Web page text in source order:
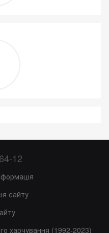
12
сайту
харчування (1992-2023)